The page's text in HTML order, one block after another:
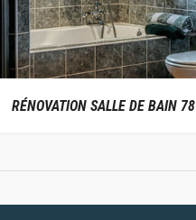
RÉNOVATION SALLE DE BAIN 78